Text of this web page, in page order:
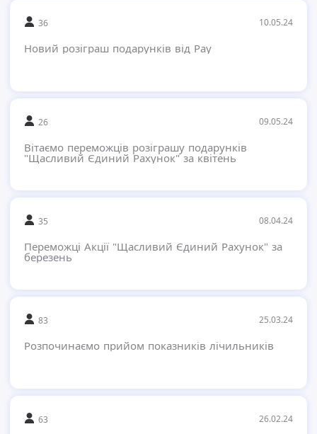
36 10.05.24
Новий розіграш подарунків від Pay
26 09.05.24
Вітаємо переможців розіграшу подарунків
"Щасливий Єдиний Рахунок" за квітень
35 08.04.24
Переможці Акції "Щасливий Єдиний Рахунок" за
березень
83 25.03.24
Розпочинаємо прийом показників лічильників
63 26.02.24